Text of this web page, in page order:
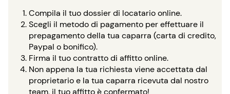
Compila il tuo dossier di locatario online.
Scegli il metodo di pagamento per effettuare il
prepagamento della tua caparra (carta di credito,
Paypal o bonifico).
Firma il tuo contratto di affitto online.
Non appena la tua richiesta viene accettata dal
proprietario e la tua caparra ricevuta dal nostro
team, il tuo affitto è confermato!